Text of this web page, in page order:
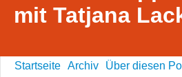
mit Tatjana
Startseite Archiv Über diesen